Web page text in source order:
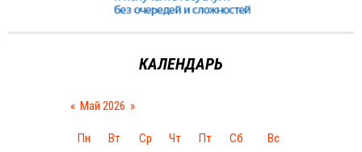
КАЛЕНДАРЬ
« Май 2026 »
Пн Вт Ср Чт Пт Сб Вс